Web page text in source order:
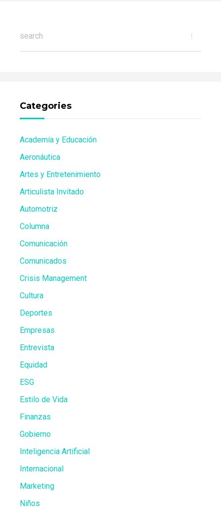
Categories
Academía y Educación
Aeronáutica
Artes y Entretenimiento
Articulista Invitado
Automotriz
Columna
Comunicación
Comunicados
Crisis Management
Cultura
Deportes
Empresas
Entrevista
Equidad
ESG
Estilo de Vida
Finanzas
Gobierno
Inteligencia Artificial
Internacional
Marketing
Niños